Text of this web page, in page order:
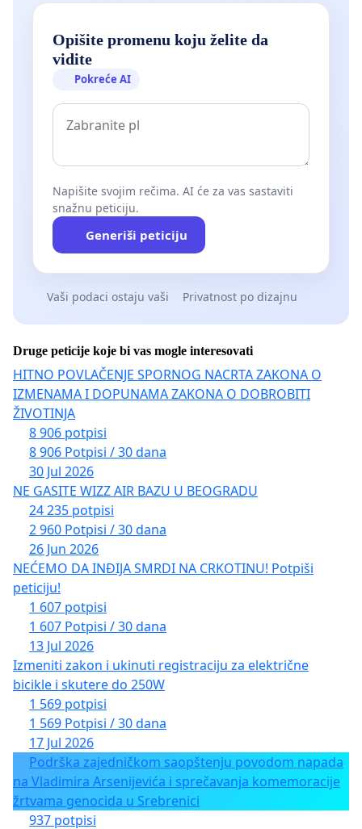
Opišite promenu koju želite da
vidite
Pokreće AI
Napišite svojim rečima. AI će za vas sastaviti
snažnu peticiju.
Generiši peticiju
Vaši podaci ostaju vaši Privatnost po dizajnu
Druge peticije koje bi vas mogle interesovati
HITNO POVLAČENJE SPORNOG NACRTA ZAKONA O
IZMENAMA I DOPUNAMA ZAKONA O DOBROBITI
ŽIVOTINJA
8 906 potpisi
8 906 Potpisi / 30 dana
30 Jul 2026
NE GASITE WIZZ AIR BAZU U BEOGRADU
24 235 potpisi
2 960 Potpisi / 30 dana
26 Jun 2026
NEĆEMO DA INĐIJA SMRDI NA CRKOTINU! Potpiši
peticiju!
1 607 potpisi
1 607 Potpisi / 30 dana
13 Jul 2026
Izmeniti zakon i ukinuti registraciju za električne
bicikle i skutere do 250W
1 569 potpisi
1 569 Potpisi / 30 dana
17 Jul 2026
Podrška zajedničkom saopštenju povodom napada
na Vladimira Arsenijevića i sprečavanja komemoracije
žrtvama genocida u Srebrenici
937 potpisi